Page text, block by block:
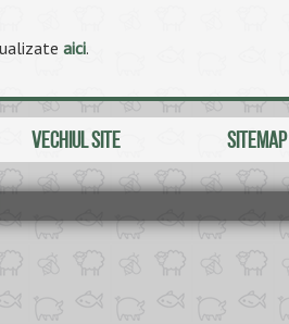
aici.
VECHIUL SITE SITEMAP